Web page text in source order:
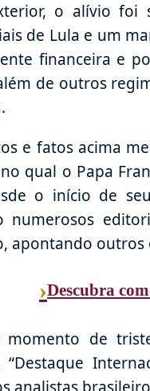
o alívio foi
de Lula e um
financeira e
de outros
e fatos acima
qual o Papa
o início de
numerosos
apontando outros
›Descubra
momento de
“Destaque